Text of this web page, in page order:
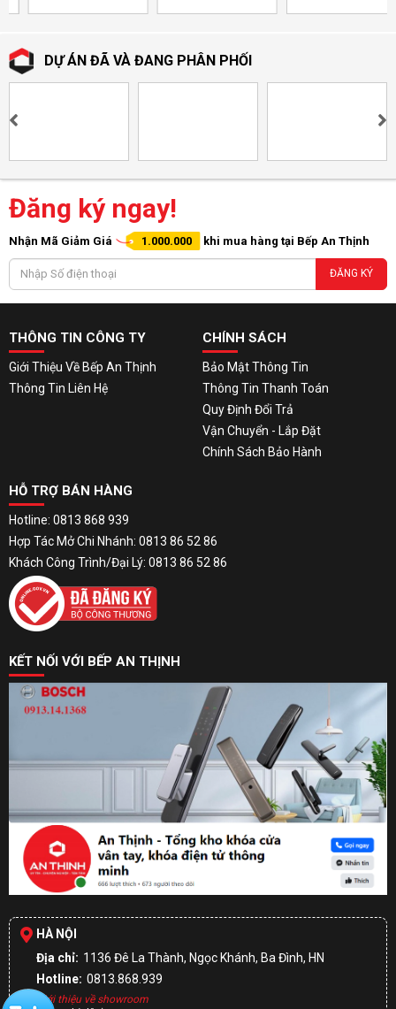
DỰ ÁN ĐÃ VÀ ĐANG PHÂN PHỐI
Đăng ký ngay!
Nhận Mã Giảm Giá 1.000.000 khi mua hàng tại Bếp An Thịnh
ĐĂNG KÝ
THÔNG TIN CÔNG TY
Giới Thiệu Về Bếp An Thịnh
Thông Tin Liên Hệ
CHÍNH SÁCH
Bảo Mật Thông Tin
Thông Tin Thanh Toán
Quy Định Đổi Trả
Vận Chuyển - Lắp Đặt
Chính Sách Bảo Hành
HỖ TRỢ BÁN HÀNG
Hotline: 0813 868 939
Hợp Tác Mở Chi Nhánh: 0813 86 52 86
Khách Công Trình/Đại Lý: 0813 86 52 86
KẾT NỐI VỚI BẾP AN THỊNH
HÀ NỘI
Địa chỉ: 1136 Đê La Thành, Ngọc Khánh, Ba Đình, HN
Hotline: 0813.868.939
Giới thiệu về showroom